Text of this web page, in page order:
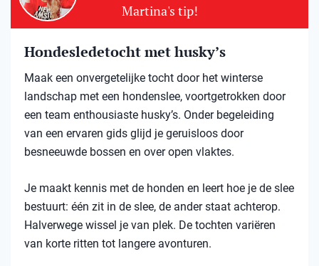
Martina's tip!
Hondesledetocht met husky’s
Maak een onvergetelijke tocht door het winterse
landschap met een hondenslee, voortgetrokken door
een team enthousiaste husky’s. Onder begeleiding
van een ervaren gids glijd je geruisloos door
besneeuwde bossen en over open vlaktes.
Je maakt kennis met de honden en leert hoe je de slee
bestuurt: één zit in de slee, de ander staat achterop.
Halverwege wissel je van plek. De tochten variëren
van korte ritten tot langere avonturen.